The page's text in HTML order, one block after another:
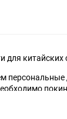
для китайских